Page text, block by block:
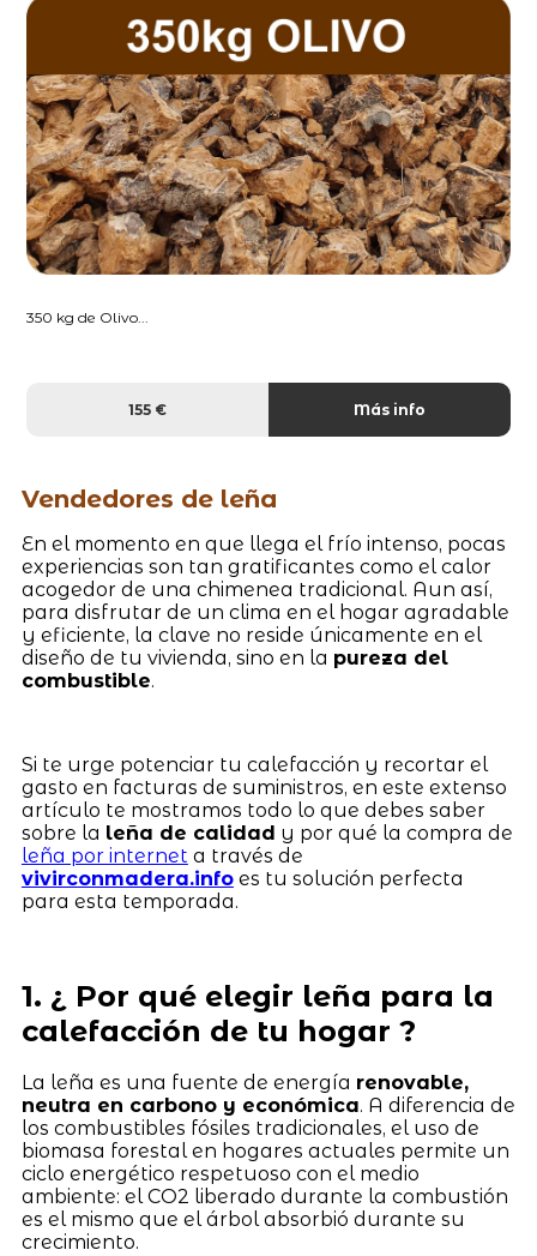
350 kg de Olivo...
155 € Más info
Vendedores de leña
En el momento en que llega el frío intenso, pocas
experiencias son tan gratificantes como el calor
acogedor de una chimenea tradicional. Aun así,
para disfrutar de un clima en el hogar agradable
y eficiente, la clave no reside únicamente en el
diseño de tu vivienda, sino en la pureza del
combustible.
Si te urge potenciar tu calefacción y recortar el
gasto en facturas de suministros, en este extenso
artículo te mostramos todo lo que debes saber
sobre la leña de calidad y por qué la compra de
leña por internet a través de
vivirconmadera.infoes tu solución perfecta
para esta temporada.
1. ¿ Por qué elegir leña para la
calefacción de tu hogar ?
La leña es una fuente de energía renovable,
neutra en carbono y económica. A diferencia de
los combustibles fósiles tradicionales, el uso de
biomasa forestal en hogares actuales permite un
ciclo energético respetuoso con el medio
ambiente: el CO2 liberado durante la combustión
es el mismo que el árbol absorbió durante su
crecimiento.